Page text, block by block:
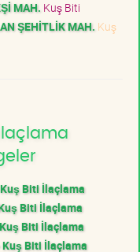
MAH. Kuş Biti
ŞEHİTLİK MAH. Kuş
Biti İlaçlama
Biti İlaçlama
Biti İlaçlama
Kuş Biti İlaçlama